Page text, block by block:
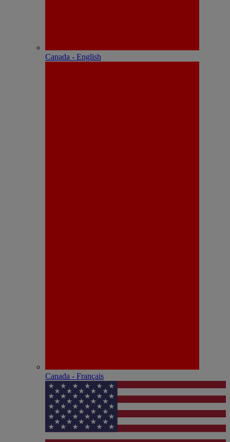
Canada - English
Canada - Français